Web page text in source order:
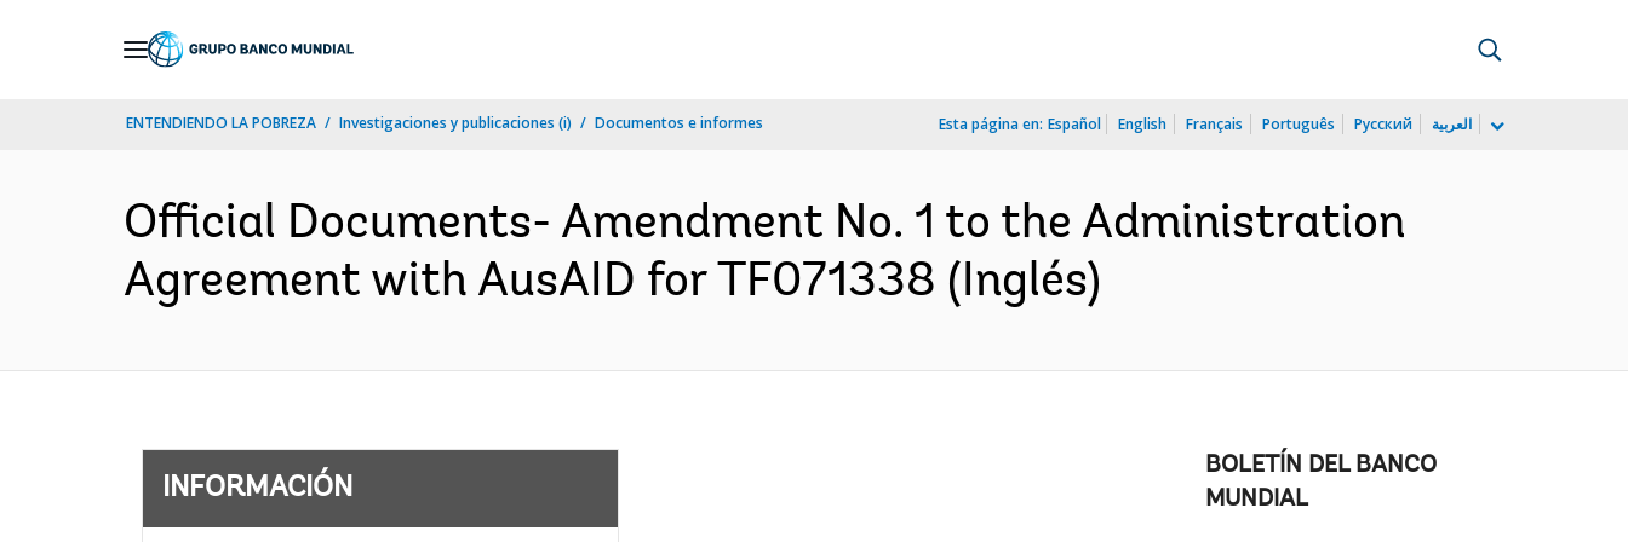
ENTENDIENDO LA POBREZA Investigaciones y publicaciones (i) Documentos e informes Esta página en: Español English Français Português Русский العربية
Official Documents- Amendment No. 1 to the Administration
Agreement with AusAID for TF071338 (Inglés)
INFORMACIÓN
BOLETÍN DEL BANCO
MUNDIAL